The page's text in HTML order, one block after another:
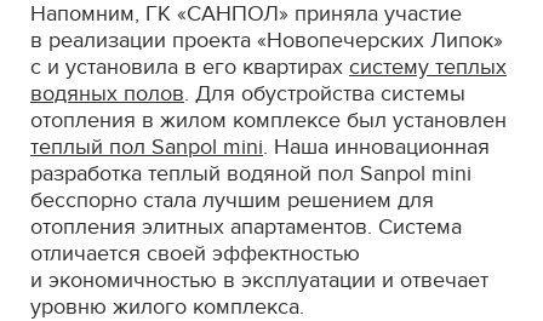
Напомним, ГК «САНПОЛ» приняла участие
в реализации проекта «Новопечерских Липок»
с и установила в его квартирах систему теплых
водяных полов. Для обустройства системы
отопления в жилом комплексе был установлен
теплый пол Sanpol mini. Наша инновационная
разработка теплый водяной пол Sanpol mini
бесспорно стала лучшим решением для
отопления элитных апартаментов. Система
отличается своей эффектностью
и экономичностью в эксплуатации и отвечает
уровню жилого комплекса.